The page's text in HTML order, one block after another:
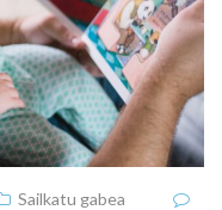
Sailkatu gabea